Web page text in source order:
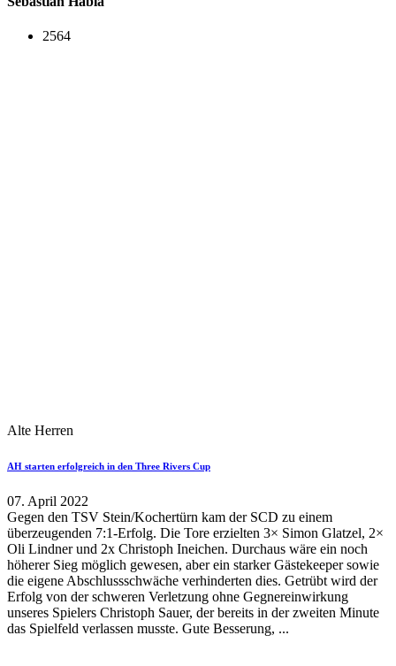
2564
Alte Herren
AH starten erfolgreich in den Three Rivers Cup
07. April 2022
Gegen den TSV Stein/Kochertürn kam der SCD zu einem
überzeugenden 7:1-Erfolg. Die Tore erzielten 3× Simon Glatzel, 2×
Oli Lindner und 2x Christoph Ineichen. Durchaus wäre ein noch
höherer Sieg möglich gewesen, aber ein starker Gästekeeper sowie
die eigene Abschlussschwäche verhinderten dies. Getrübt wird der
Erfolg von der schweren Verletzung ohne Gegnereinwirkung
unseres Spielers Christoph Sauer, der bereits in der zweiten Minute
das Spielfeld verlassen musste. Gute Besserung, ...